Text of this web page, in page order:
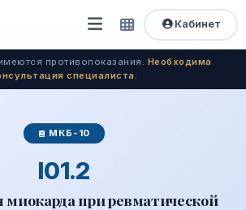
Открыть
меню
Быстрый
доступ
Кабинет
противопоказания. Необходима
специалиста.
МКБ-10
I01.2
миокарда при ревматической